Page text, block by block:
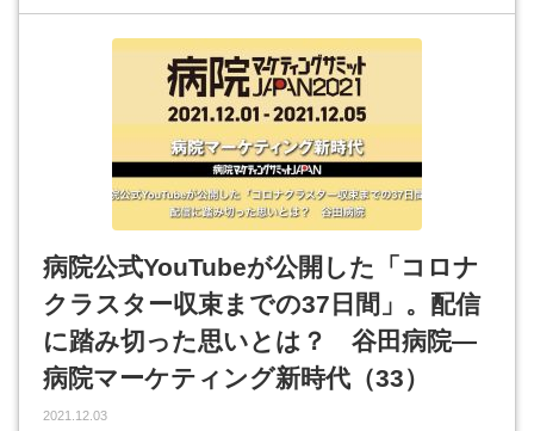
病院公式YouTubeが公開した「コロナ
クラスター収束までの37日間」。配信
に踏み切った思いとは？ 谷田病院―
病院マーケティング新時代（33）
2021.12.03